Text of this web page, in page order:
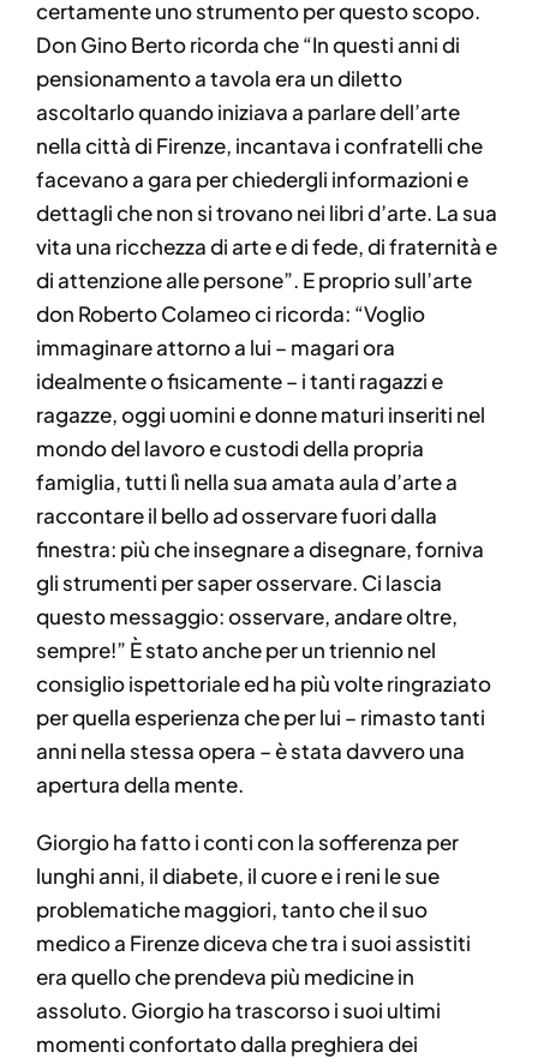
certamente uno strumento per questo scopo.
Don Gino Berto ricorda che “In questi anni di
pensionamento a tavola era un diletto
ascoltarlo quando iniziava a parlare dell’arte
nella città di Firenze, incantava i confratelli che
facevano a gara per chiedergli informazioni e
dettagli che non si trovano nei libri d’arte. La sua
vita una ricchezza di arte e di fede, di fraternità e
di attenzione alle persone”. E proprio sull’arte
don Roberto Colameo ci ricorda: “Voglio
immaginare attorno a lui – magari ora
idealmente o fisicamente – i tanti ragazzi e
ragazze, oggi uomini e donne maturi inseriti nel
mondo del lavoro e custodi della propria
famiglia, tutti lì nella sua amata aula d’arte a
raccontare il bello ad osservare fuori dalla
finestra: più che insegnare a disegnare, forniva
gli strumenti per saper osservare. Ci lascia
questo messaggio: osservare, andare oltre,
sempre!” È stato anche per un triennio nel
consiglio ispettoriale ed ha più volte ringraziato
per quella esperienza che per lui – rimasto tanti
anni nella stessa opera – è stata davvero una
apertura della mente.
Giorgio ha fatto i conti con la sofferenza per
lunghi anni, il diabete, il cuore e i reni le sue
problematiche maggiori, tanto che il suo
medico a Firenze diceva che tra i suoi assistiti
era quello che prendeva più medicine in
assoluto. Giorgio ha trascorso i suoi ultimi
momenti confortato dalla preghiera dei